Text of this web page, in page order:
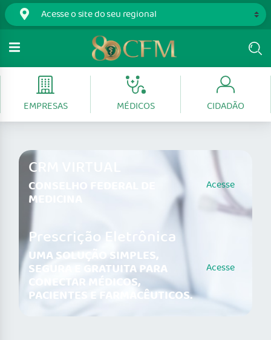
EMPRESAS MÉDICOS CIDADÃO
CRM VIRTUAL
CONSELHO FEDERAL DE
MEDICINA
Acesse
Prescrição Eletrônica
UMA SOLUÇÃO SIMPLES,
SEGURA E GRATUITA PARA
CONECTAR MÉDICOS,
PACIENTES E FARMACÊUTICOS.
Acesse